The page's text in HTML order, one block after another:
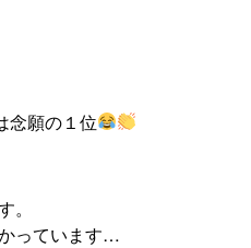
念願の１位
っています…